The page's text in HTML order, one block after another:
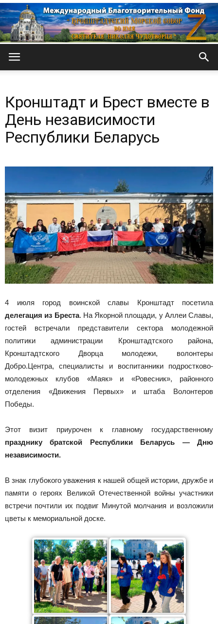
Морской
Кронштадт и Брест вместе в
День независимости
Республики Беларусь
4 июля город воинской славы Кронштадт посетила
делегация из Бреста. На Якорной площади, у Аллеи Славы,
гостей встречали представители сектора молодежной
политики администрации Кронштадтского района,
Кронштадтского Дворца молодежи, волонтеры
Добро.Центра, специалисты и воспитанники подростково-
молодежных клубов «Маяк» и «Ровесник», районного
отделения «Движения Первых» и штаба Волонтеров
Победы.
Этот визит приурочен к главному государственному
празднику братской Республики Беларусь — Дню
независимости.
В знак глубокого уважения к нашей общей истории, дружбе и
памяти о героях Великой Отечественной войны участники
встречи почтили их подвиг Минутой молчания и возложили
цветы к мемориальной доске.